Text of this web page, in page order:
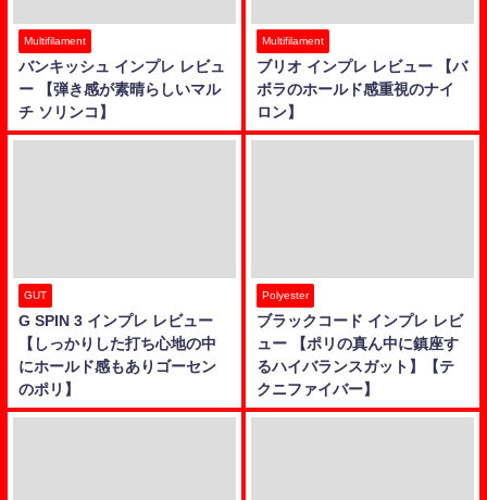
Multifilament
バンキッシュ インプレ レビュ
ー 【弾き感が素晴らしいマル
チ ソリンコ】
Multifilament
ブリオ インプレ レビュー 【バ
ボラのホールド感重視のナイ
ロン】
GUT
G SPIN 3 インプレ レビュー
【しっかりした打ち心地の中
にホールド感もありゴーセン
のポリ】
Polyester
ブラックコード インプレ レビ
ュー 【ポリの真ん中に鎮座す
るハイバランスガット】【テ
クニファイバー】